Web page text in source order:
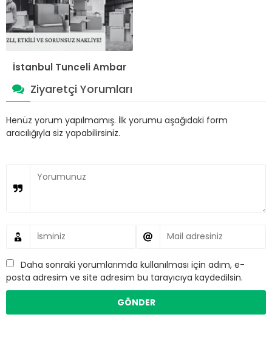
İstanbul Tunceli Ambar
Ziyaretçi Yorumları
Henüz yorum yapılmamış. İlk yorumu aşağıdaki form
aracılığıyla siz yapabilirsiniz.
Daha sonraki yorumlarımda kullanılması için adım, e-
posta adresim ve site adresim bu tarayıcıya kaydedilsin.